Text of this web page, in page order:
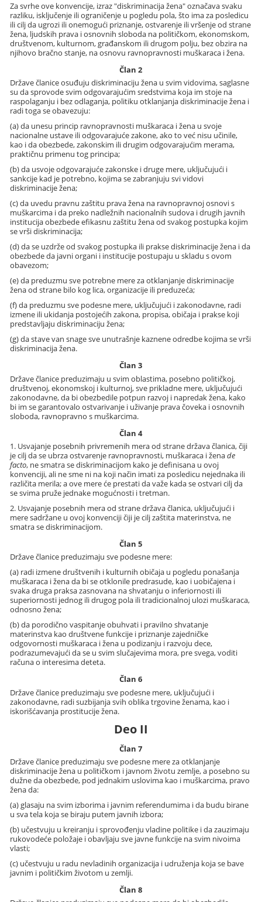
Za svrhe ove konvencije, izraz "diskriminacija žena" označava svaku
razliku, isključenje ili ograničenje u pogledu pola, što ima za posledicu
ili cilj da ugrozi ili onemogući priznanje, ostvarenje ili vršenje od strane
žena, ljudskih prava i osnovnih sloboda na političkom, ekonomskom,
društvenom, kulturnom, građanskom ili drugom polju, bez obzira na
njihovo bračno stanje, na osnovu ravnopravnosti muškaraca i žena.
Član 2
Države članice osuđuju diskriminaciju žena u svim vidovima, saglasne
su da sprovode svim odgovarajućim sredstvima koja im stoje na
raspolaganju i bez odlaganja, politiku otklanjanja diskriminacije žena i
radi toga se obavezuju:
(a) da unesu princip ravnopravnosti muškaraca i žena u svoje
nacionalne ustave ili odgovarajuće zakone, ako to već nisu učinile,
kao i da obezbede, zakonskim ili drugim odgovarajućim merama,
praktičnu primenu tog principa;
(b) da usvoje odgovarajuće zakonske i druge mere, uključujući i
sankcije kad je potrebno, kojima se zabranjuju svi vidovi
diskriminacije žena;
(c) da uvedu pravnu zaštitu prava žena na ravnopravnoj osnovi s
muškarcima i da preko nadležnih nacionalnih sudova i drugih javnih
institucija obezbede efikasnu zaštitu žena od svakog postupka kojim
se vrši diskriminacija;
(d) da se uzdrže od svakog postupka ili prakse diskriminacije žena i da
obezbede da javni organi i institucije postupaju u skladu s ovom
obavezom;
(e) da preduzmu sve potrebne mere za otklanjanje diskriminacije
žena od strane bilo kog lica, organizacije ili preduzeća;
(f) da preduzmu sve podesne mere, uključujući i zakonodavne, radi
izmene ili ukidanja postojećih zakona, propisa, običaja i prakse koji
predstavljaju diskriminaciju žena;
(g) da stave van snage sve unutrašnje kaznene odredbe kojima se vrši
diskriminacija žena.
Član 3
Države članice preduzimaju u svim oblastima, posebno političkoj,
društvenoj, ekonomskoj i kulturnoj, sve prikladne mere, uključujući
zakonodavne, da bi obezbedile potpun razvoj i napredak žena, kako
bi im se garantovalo ostvarivanje i uživanje prava čoveka i osnovnih
sloboda, ravnopravno s muškarcima.
Član 4
1. Usvajanje posebnih privremenih mera od strane država članica, čiji
je cilj da se ubrza ostvarenje ravnopravnosti, muškaraca i ženade
facto, ne smatra se diskriminacijom kako je definisana u ovoj
konvenciji, ali ne sme ni na koji način imati za posledicu nejednaka ili
različita merila; a ove mere će prestati da važe kada se ostvari cilj da
se svima pruže jednake mogućnosti i tretman.
2. Usvajanje posebnih mera od strane država članica, uključujući i
mere sadržane u ovoj konvenciji čiji je cilj zaštita materinstva, ne
smatra se diskriminacijom.
Član 5
Države članice preduzimaju sve podesne mere:
(a) radi izmene društvenih i kulturnih običaja u pogledu ponašanja
muškaraca i žena da bi se otklonile predrasude, kao i uobičajena i
svaka druga praksa zasnovana na shvatanju o inferiornosti ili
superiornosti jednog ili drugog pola ili tradicionalnoj ulozi muškaraca,
odnosno žena;
(b) da porodično vaspitanje obuhvati i pravilno shvatanje
materinstva kao društvene funkcije i priznanje zajedničke
odgovornosti muškaraca i žena u podizanju i razvoju dece,
podrazumevajući da se u svim slučajevima mora, pre svega, voditi
računa o interesima deteta.
Član 6
Države članice preduzimaju sve podesne mere, uključujući i
zakonodavne, radi suzbijanja svih oblika trgovine ženama, kao i
iskorišćavanja prostitucije žena.
Deo II
Član 7
Države članice preduzimaju sve podesne mere za otklanjanje
diskriminacije žena u političkom i javnom životu zemlje, a posebno su
dužne da obezbede, pod jednakim uslovima kao i muškarcima, pravo
žena da:
(a) glasaju na svim izborima i javnim referendumima i da budu birane
u sva tela koja se biraju putem javnih izbora;
(b) učestvuju u kreiranju i sprovođenju vladine politike i da zauzimaju
rukovodeće položaje i obavljaju sve javne funkcije na svim nivoima
vlasti;
(c) učestvuju u radu nevladinih organizacija i udruženja koja se bave
javnim i političkim životom u zemlji.
Član 8